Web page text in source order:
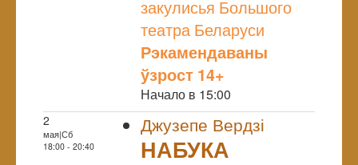
закулисья Большого
театра Беларуси
Рэкамендаваны
ўзрост 14+
Начало в 15:00
2
мая|Сб
18:00 - 20:40
Джузепе Вердзі
НАБУКА